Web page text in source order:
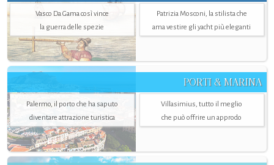
Vasco Da Gama così vince
la guerra delle spezie
Patrizia Mosconi, la stilista che
ama vestire gli yacht più eleganti
PORTI & MARINA
Palermo, il porto che ha saputo
diventare attrazione turistica
Villasimius, tutto il meglio
che può offrire un approdo